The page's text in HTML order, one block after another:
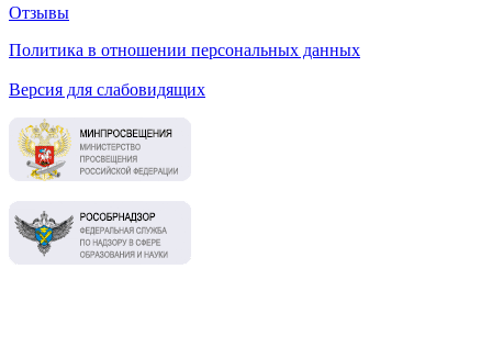
Отзывы
Политика в отношении персональных данных
Версия для слабовидящих